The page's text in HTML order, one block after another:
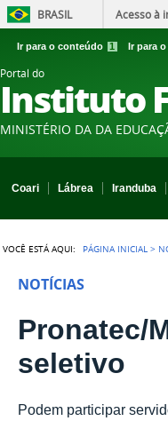
BRASIL Acesso à
Ir para o conteúdo 1 Ir para
Portal do
Instituto
MINISTÉRIO DA DA
Coari
Lábrea Iranduba
VOCÊ ESTÁ AQUI: PÁGINA INICIAL >
NOTÍCIAS
Pronatec/
seletivo
Podem participar